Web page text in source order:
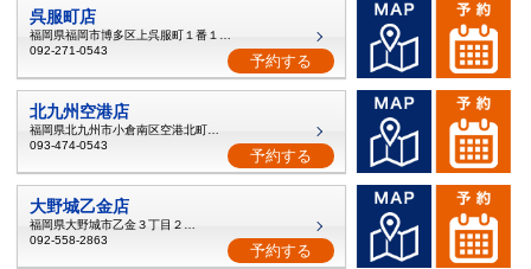
呉服町店
092-271-0543
予約する
北九州空港店
093-474-0543
予約する
大野城乙金店
092-558-2863
予約する